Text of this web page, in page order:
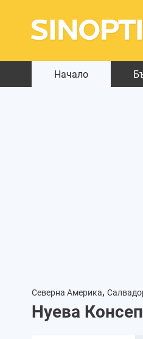
Начало
Северна Америка,
Нуева